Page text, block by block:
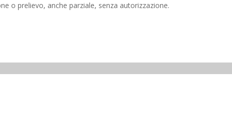
o prelievo, anche parziale, senza autorizzazione.